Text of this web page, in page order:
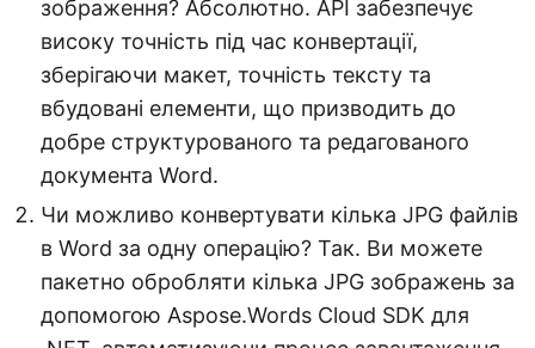
зображення? Абсолютно. API забезпечує
високу точність під час конвертації,
зберігаючи макет, точність тексту та
вбудовані елементи, що призводить до
добре структурованого та редагованого
документа Word.
Чи можливо конвертувати кілька JPG файлів
в Word за одну операцію? Так. Ви можете
пакетно обробляти кілька JPG зображень за
допомогою Aspose.Words Cloud SDK для